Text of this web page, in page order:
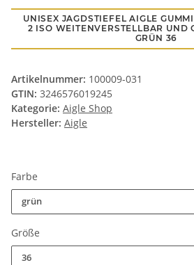
UNISEX JAGDSTIEFEL AIGLE
2 ISO WEITENVERSTELLBAR UND
GRÜN 36
Artikelnummer: 100009-031
GTIN: 3246576019245
Kategorie: Aigle Shop
Hersteller: Aigle
Farbe
grün
Größe
36